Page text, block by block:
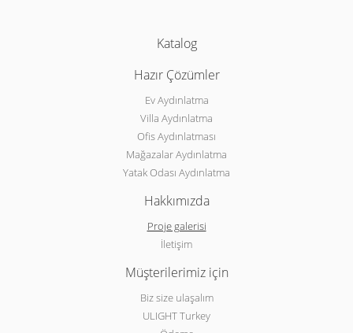
Katalog
Hazır Çözümler
Ev Aydınlatma
Villa Aydınlatma
Ofis Aydınlatması
Mağazalar Aydınlatma
Yatak Odası Aydınlatma
Hakkımızda
Proje galerisi
İletişim
Müşterilerimiz için
Biz size ulaşalım
ULIGHT Turkey